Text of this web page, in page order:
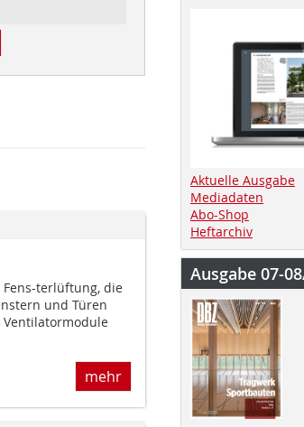
terlüftung, die
und Türen
mehr
Aktuelle Ausgabe
Mediadaten
Abo-Shop
Heftarchiv
Ausgabe 07-